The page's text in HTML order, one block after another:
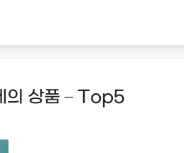
의 상품 – Top5